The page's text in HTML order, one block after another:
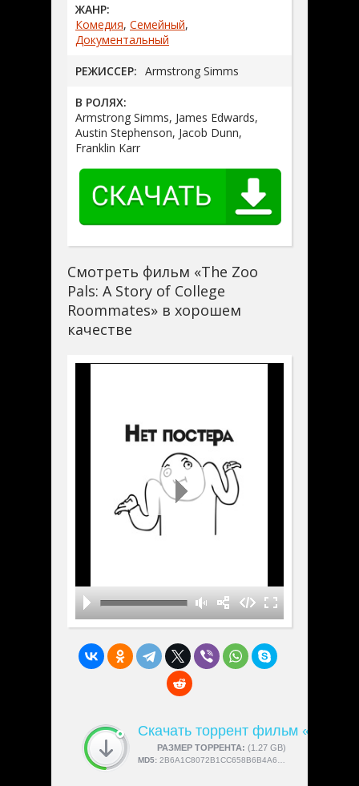
ЖАНР:
Комедия, Семейный,
Документальный
РЕЖИССЕР: Armstrong Simms
В РОЛЯХ:
Armstrong Simms, James Edwards,
Austin Stephenson, Jacob Dunn,
Franklin Karr
Смотреть фильм «The Zoo
Pals: A Story of College
Roommates» в хорошем
качестве
Скачать торрент фильм «The
РАЗМЕР ТОРРЕНТА: (1.27 GB)
СКАЧАЛИ:4189
MD5: 2B6A1C8072B1CC658B6B4A6E5CA5A545